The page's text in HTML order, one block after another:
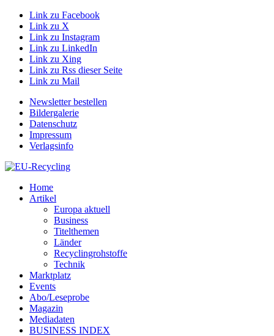
Link zu Facebook
Link zu X
Link zu Instagram
Link zu LinkedIn
Link zu Xing
Link zu Rss dieser Seite
Link zu Mail
Newsletter bestellen
Bildergalerie
Datenschutz
Impressum
Verlagsinfo
Home
Artikel
Europa aktuell
Business
Titelthemen
Länder
Recyclingrohstoffe
Technik
Marktplatz
Events
Abo/Leseprobe
Magazin
Mediadaten
BUSINESS INDEX